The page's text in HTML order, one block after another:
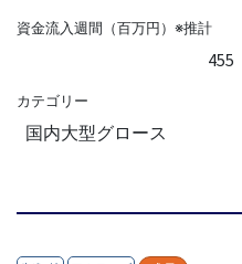
資金流入週間（百万円）※推計
455
カテゴリー
国内大型グロース